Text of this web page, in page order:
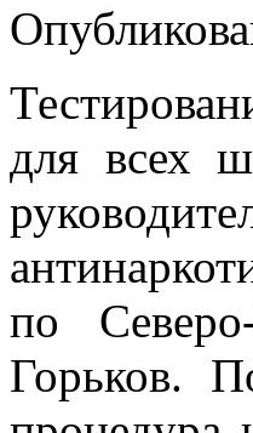
для всех
по
Горьков.